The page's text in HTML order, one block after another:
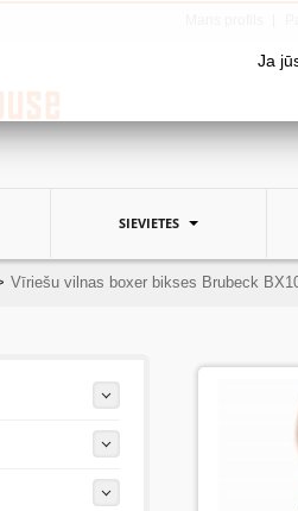
Ja
SIEVIETES
Vīriešu vilnas boxer bikses Brubeck